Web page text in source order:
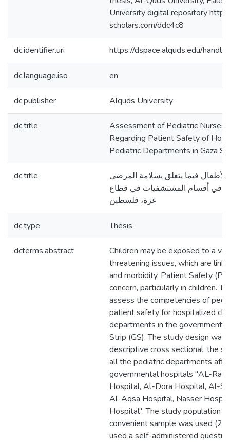
University digital repository
scholars.com/ddc4c8
dc.identifier.uri https://dspace.alquds.edu/
dc.language.iso en
dc.publisher Alquds University
dc.title
Assessment of Pediatric Nurses’
Regarding Patient Safety of
Pediatric Departments in Gaza
dc.title
فيما يتعلق بسلامة المرضى
في أقسام المستشفيات في قطاع
غزة، فلسطين
dc.type Thesis
dcterms.abstract
Children may be exposed to a
threatening issues, which are
and morbidity. Patient Safety
concern, particularly in children.
assess the competencies of
patient safety for hospitalized
departments in the
Strip (GS). The study design was
descriptive cross sectional, the
all the pediatric departments
governmental hospitals "AL-
Hospital, Al-Dora Hospital, Al-
Al-Aqsa Hospital, Nasser
Hospital". The study population
convenient sample was used
used a self-administered